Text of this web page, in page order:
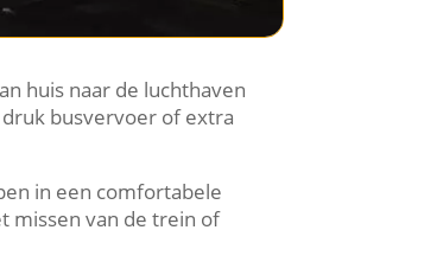
huis naar de luchthaven
busvervoer of extra
in een comfortabele
missen van de trein of